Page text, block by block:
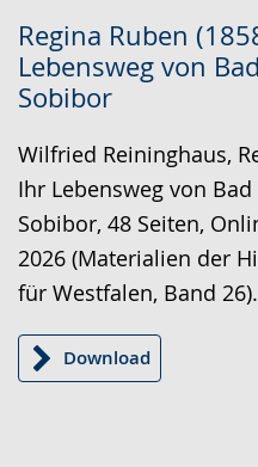
Regina Ruben
Lebensweg von
Sobibor
Leichten
Sprache
wechseln.
Audio-
Unterstützung.
Video
in
Deutscher
Gebärdensprache
wird
angezeigt.
Wilfried Reininghaus,
Ihr Lebensweg von
Sobibor, 48 Seiten,
2026 (Materialien der
für Westfalen, Band 26).
Download